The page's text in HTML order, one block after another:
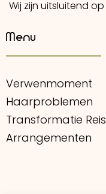
Wij zijn uitsluitend
Menu
Verwenmoment
Haarproblemen
Transformatie Reis
Arrangementen